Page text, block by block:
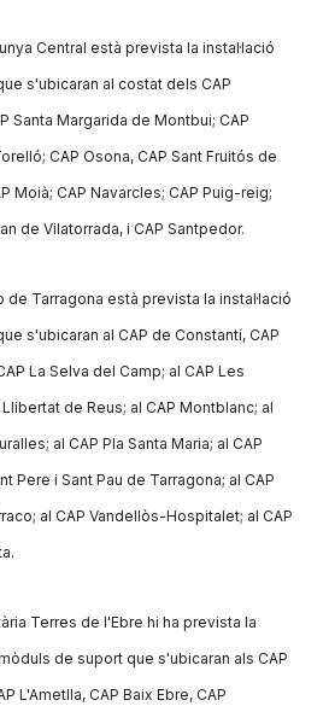
Central està prevista la instal·lació
s'ubicaran al costat dels CAP
Santa Margarida de Montbui; CAP
CAP Osona, CAP Sant Fruitós de
Moià; CAP Navarcles; CAP Puig-reig;
de Vilatorrada, i CAP Santpedor.
de Tarragona està prevista la instal·lació
s'ubicaran al CAP de Constantí, CAP
La Selva del Camp; al CAP Les
de Reus; al CAP Montblanc; al
al CAP Pla Santa Maria; al CAP
Pere i Sant Pau de Tarragona; al CAP
al CAP Vandellòs-Hospitalet; al CAP
Terres de l'Ebre hi ha prevista la
de suport que s'ubicaran als CAP
L'Ametlla, CAP Baix Ebre, CAP